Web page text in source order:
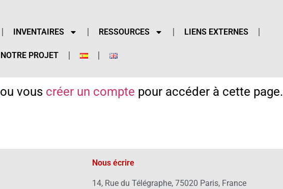
INVENTAIRES RESSOURCES LIENS EXTERNES
NOTRE PROJET
ou vous créer un compte pour accéder à cette page.
Nous écrire
14, Rue du Télégraphe, 75020 Paris, France